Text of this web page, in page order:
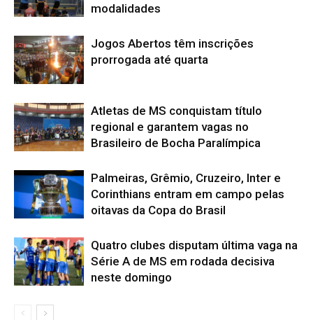
modalidades
Jogos Abertos têm inscrições
prorrogada até quarta
Atletas de MS conquistam título
regional e garantem vagas no
Brasileiro de Bocha Paralímpica
Palmeiras, Grêmio, Cruzeiro, Inter e
Corinthians entram em campo pelas
oitavas da Copa do Brasil
Quatro clubes disputam última vaga na
Série A de MS em rodada decisiva
neste domingo